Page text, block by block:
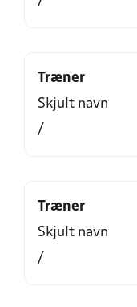
Træner
Skjult navn
/
Træner
Skjult navn
/